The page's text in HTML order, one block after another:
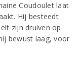
Coudoulet laat
Hij besteedt
zijn druiven op
bewust laag, voor